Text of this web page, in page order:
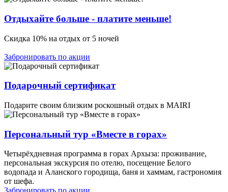
Отдыхайте больше - платите меньше!
Скидка 10% на отдых от 5 ночей
Забронировать по акции
Подарочный сертификат
Подарите своим близким роскошный отдых в MAIRI
Персональный тур «Вместе в горах»
Четырёхдневная программа в горах Архыза: проживание,
персональная экскурсия по отелю, посещение Белого
водопада и Аланского городища, баня и хаммам, гастрономия
от шефа.